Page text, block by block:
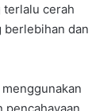
terlalu cerah
berlebihan dan